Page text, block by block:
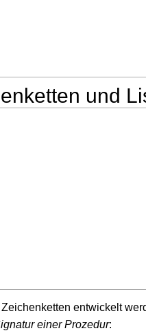
und
entwickelt
einer Prozedur: